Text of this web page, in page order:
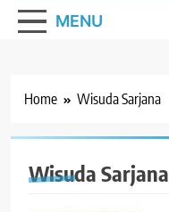
MENU
Home Wisuda Sarjana
Wisuda Sarjana